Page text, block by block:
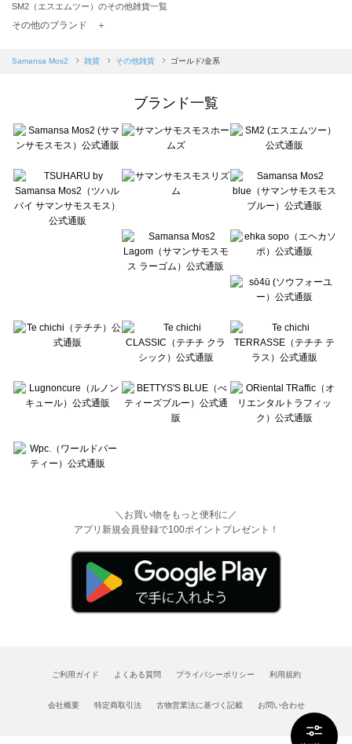
SM2（エスエムツー）のその他雑貨一覧
TSUHARU by Samansa Mos2（ツハルバイサマンサモスモス）のその他雑貨一覧
Samansa Mos2 blue（サマンサモスモス ブルー）のその他雑貨一覧
sō4ū（ソウフォーユー）のその他雑貨一覧
Te chichi（テチチ）のその他雑貨一覧
Te chichi CLASSIC（テチチ クラシック）のその他雑貨一覧
Lugnoncure（ルノンキュール）のその他雑貨一覧
BETTY'S BLUE（べティーズブルー）のその他雑貨一覧
Wpc.（ワールドパーティー）のその他雑貨一覧
その他のブランド ＋
Samansa Mos2 雑貨 その他雑貨 ゴールド/金系
ブランド一覧
＼お買い物をもっと便利に／
アプリ新規会員登録で100ポイントプレゼント！
ご利用ガイド よくある質問 プライバシーポリシー 利用規約
会社概要 特定商取引法 古物営業法に基づく記載 お問い合わせ